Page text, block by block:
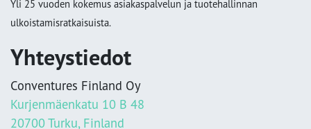
Yli 25 vuoden kokemus asiakaspalvelun ja tuotehallinnan
ulkoistamisratkaisuista.
Yhteystiedot
Conventures Finland Oy
Kurjenmäenkatu 10 B 48
20700 Turku, Finland